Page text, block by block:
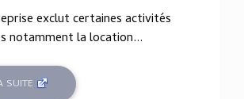
exclut certaines activités
notamment la location...
SUITE